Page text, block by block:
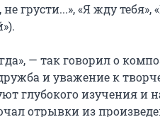
грусти...», «Я жду
— так говорил о
и уважение к
глубокого изучения и
отрывки из